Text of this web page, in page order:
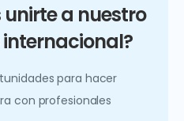
unirte a nuestro
para hacer
con profesionales